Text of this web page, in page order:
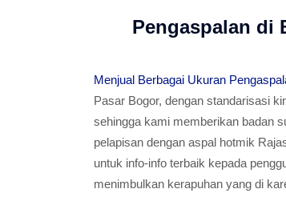
Pengaspalan di
Menjual Berbagai Ukuran
Pasar Bogor, dengan standarisasi
sehingga kami memberikan badan
pelapisan dengan aspal hotmik
untuk info-info terbaik kepada
menimbulkan kerapuhan yang di